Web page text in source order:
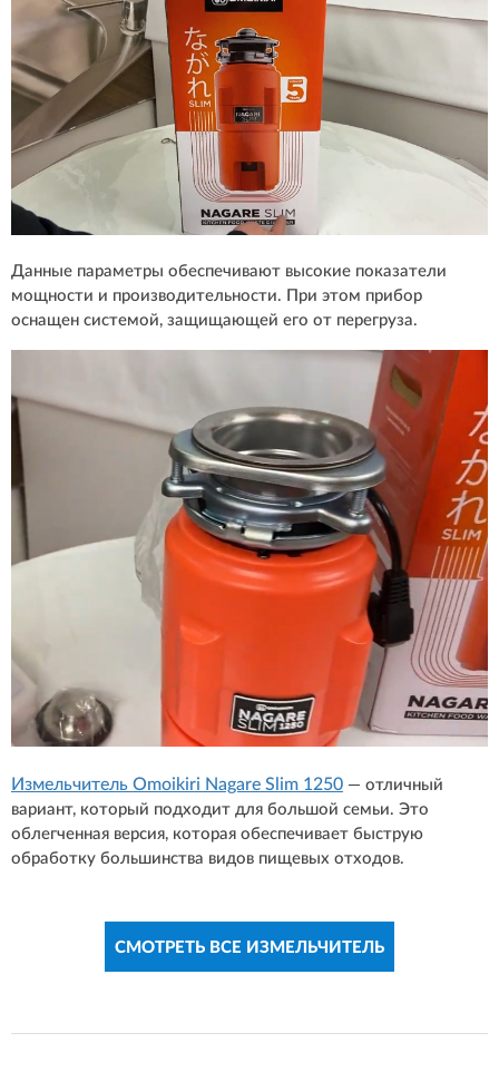
Данные параметры обеспечивают высокие показатели
мощности и производительности. При этом прибор
оснащен системой, защищающей его от перегруза.
Измельчитель Omoikiri Nagare Slim 1250 — отличный
вариант, который подходит для большой семьи. Это
облегченная версия, которая обеспечивает быструю
обработку большинства видов пищевых отходов.
СМОТРЕТЬ ВСЕ ИЗМЕЛЬЧИТЕЛЬ